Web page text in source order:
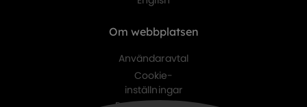
Om webbplatsen
Användaravtal
Cookie-
inställningar